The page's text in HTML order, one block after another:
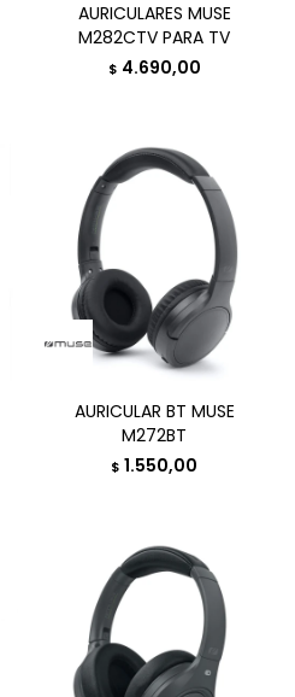
AURICULARES MUSE
M282CTV PARA TV
$ 4.690,00
AURICULAR BT MUSE
M272BT
$ 1.550,00